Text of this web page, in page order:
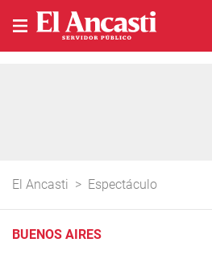
El Ancasti > Espectáculo
BUENOS AIRES